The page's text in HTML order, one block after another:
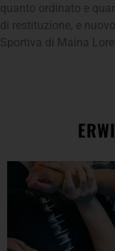
quanto ordinato e
di restituzione, e
Sportiva di Maina